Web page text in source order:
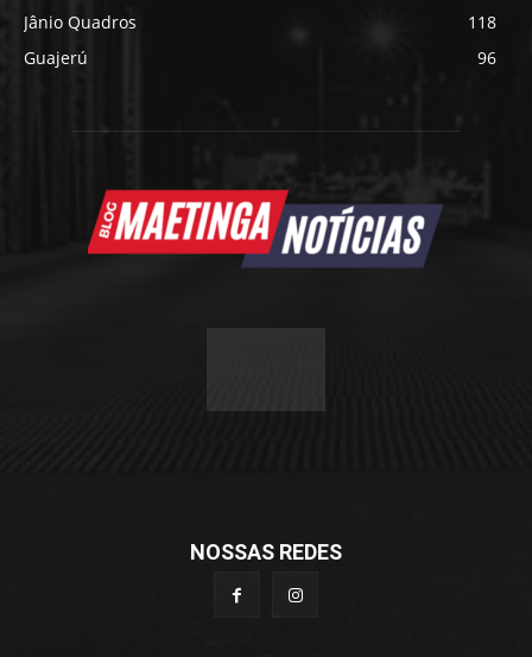
Jânio Quadros
118
Guajerú
96
NOSSAS REDES